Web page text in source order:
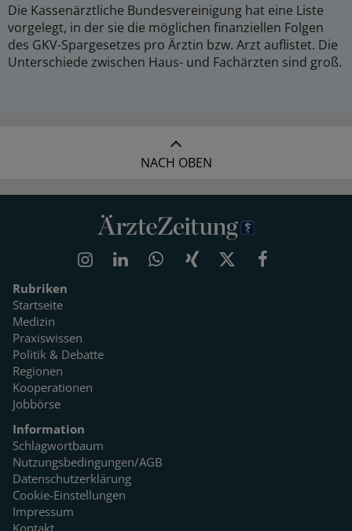
Die Kassenärztliche Bundesvereinigung hat eine Liste
vorgelegt, in der sie die möglichen finanziellen Folgen
des GKV-Spargesetzes pro Ärztin bzw. Arzt auflistet. Die
Unterschiede zwischen Haus- und Fachärzten sind groß.
NACH OBEN
Rubriken
Startseite
Medizin
Praxiswissen
Politik & Debatte
Regionen
Kooperationen
Jobbörse
Information
Schlagwortbaum
Nutzungsbedingungen/AGB
Datenschutzerklärung
Cookie-Einstellungen
Impressum
Kontakt